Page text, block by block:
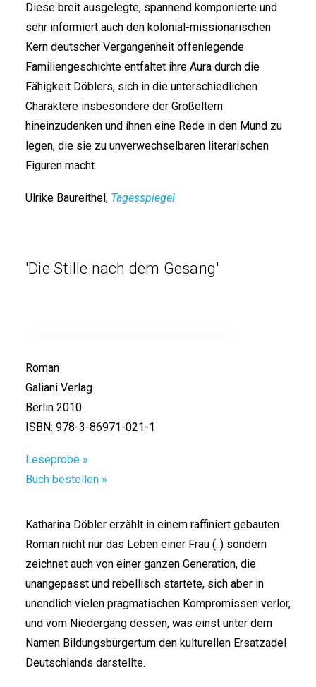
Diese breit ausgelegte, spannend komponierte und
sehr informiert auch den kolonial-missionarischen
Kern deutscher Vergangenheit offenlegende
Familiengeschichte entfaltet ihre Aura durch die
Fähigkeit Döblers, sich in die unterschiedlichen
Charaktere insbesondere der Großeltern
hineinzudenken und ihnen eine Rede in den Mund zu
legen, die sie zu unverwechselbaren literarischen
Figuren macht.
Ulrike Baureithel, Tagesspiegel
'Die Stille nach dem Gesang'
Roman
Galiani Verlag
Berlin 2010
ISBN: 978-3-86971-021-1
Leseprobe »
Buch bestellen »
Katharina Döbler erzählt in einem raffiniert gebauten
Roman nicht nur das Leben einer Frau (..) sondern
zeichnet auch von einer ganzen Generation, die
unangepasst und rebellisch startete, sich aber in
unendlich vielen pragmatischen Kompromissen verlor,
und vom Niedergang dessen, was einst unter dem
Namen Bildungsbürgertum den kulturellen Ersatzadel
Deutschlands darstellte.